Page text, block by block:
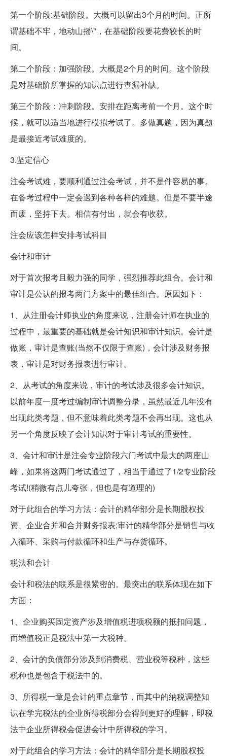
第一个阶段:基础阶段。大概可以留出3个月的时间。正所
谓基础不牢，地动山摇\"，在基础阶段要花费较长的时
间。
第二个阶段：加强阶段。大概是2个月的时间。这个阶段
是对基础阶所掌握的知识点进行查漏补缺。
第三个阶段：冲刺阶段。安排在距离考前一个月。这个时
候，就可以适当地进行模拟考试了。多做真题，因为真题
是最接近考试难度的。
3.坚定信心
注会考试难，要顺利通过注会考试，并不是件容易的事。
在备考过程中一定会遇到各种各样的难题。但是不要半途
而废，坚持下去。相信有付出，就会有收获。
注会应该怎样安排考试科目
会计和审计
对于首次报考且毅力强的同学，强烈推荐此组合。会计和
审计是公认的报考两门方案中的最佳组合。原因如下：
1、从注册会计师执业的角度来说，注册会计师在执业的
过程中，最重要的基础就是会计知识和审计知识。会计是
做账，审计是查账(当然不仅限于查账)，会计涉及财务报
表，审计是对财务报表进行审计。
2、从考试的角度来说，审计的考试涉及很多会计知识。
以前年度一度考过编制审计调整分录，虽然最近几年没有
出现此类考题，但不意味着此类考题不会再出现。这也从
另一个角度反映了会计知识对于审计考试的重要性。
3、会计和审计是注会专业阶段六门考试中最大的两座山
峰，如果将这两门考试通过了，相当于通过了1/2专业阶段
考试!(稍微有点儿夸张，但也是有道理的)
对于此组合的学习方法：会计的精华部分是长期股权投
资、企业合并和合并财务报表;审计的精华部分是销售与收
入循环、采购与付款循环和生产与存货循环。
税法和会计
会计和税法的联系是很紧密的。最突出的联系体现在如下
方面：
1、企业购买固定资产涉及增值税进项税额的抵扣问题，
而增值税正是税法中第一大税种。
2、会计的负债部分涉及到消费税、营业税等税种，这些
税种也是包含于税法中的。
3、所得税一章是会计的重点章节，而其中的纳税调整知
识在学完税法的企业所得税部分会得到更好的理解，即税
法中企业所得税会促进会计中所得税的学习。
对于此组合的学习方法：会计的精华部分是长期股权投